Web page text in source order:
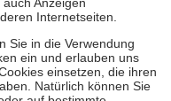
ihre eigene Gesundheit zu
zu unterstützen,
18. Lebensjahr